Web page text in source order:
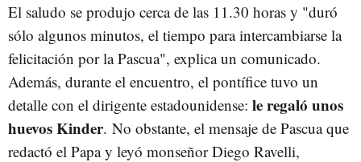
El saludo se produjo cerca de las 11.30 horas y "duró
sólo algunos minutos, el tiempo para intercambiarse la
felicitación por la Pascua", explica un comunicado.
Además, durante el encuentro, el pontífice tuvo un
detalle con el dirigente estadounidense: le regaló unos
huevos Kinder. No obstante, el mensaje de Pascua que
redactó el Papa y leyó monseñor Diego Ravelli,